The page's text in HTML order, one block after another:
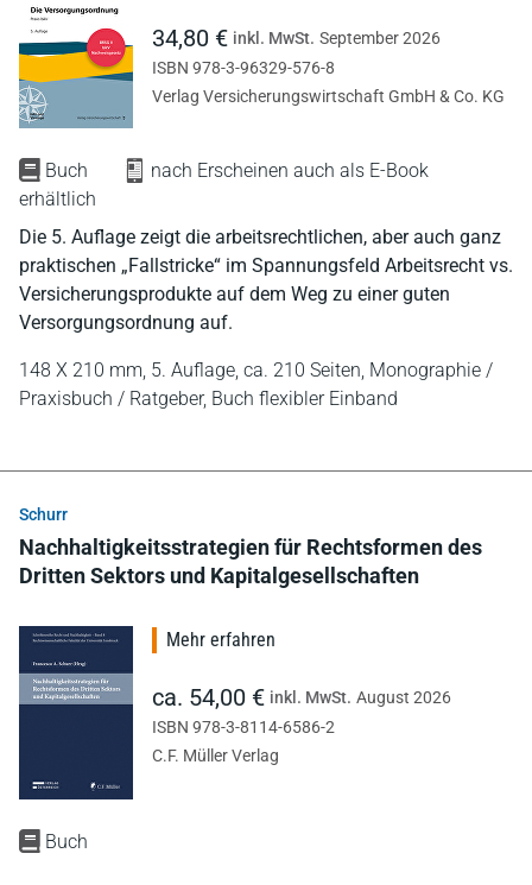
Buch
nach Erscheinen auch als E-Book
erhältlich
Die 5. Auflage zeigt die arbeitsrechtlichen, aber auch ganz
praktischen „Fallstricke“ im Spannungsfeld Arbeitsrecht vs.
Versicherungsprodukte auf dem Weg zu einer guten
Versorgungsordnung auf.
148 X 210 mm, 5. Auflage, ca. 210 Seiten, Monographie /
Praxisbuch / Ratgeber, Buch flexibler Einband
34,80 € inkl. MwSt. September 2026
ISBN 978-3-96329-576-8
Verlag Versicherungswirtschaft GmbH & Co. KG
Schurr
Nachhaltigkeitsstrategien für Rechtsformen des
Dritten Sektors und Kapitalgesellschaften
Buch
Mehr erfahren
ca. 54,00 € inkl. MwSt. August 2026
ISBN 978-3-8114-6586-2
C.F. Müller Verlag